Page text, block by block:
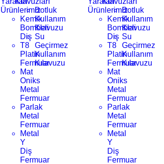
Ürünlerimiz
Kemik
Bombeli
Diş
T8
Platin
Fermuar
Mat
Oniks
Metal
Fermuar
Parlak
Metal
Fermuar
Metal
Y
Diş
Fermuar
Botluk
Kullanım
Klavuzu
Su
Geçirmez
Kullanım
Kılavuzu
Ürünlerimiz
Kemik
Bombeli
Diş
T8
Platin
Fermuar
Mat
Oniks
Metal
Fermuar
Parlak
Metal
Fermuar
Metal
Y
Diş
Fermuar
Botluk
Kullanım
Klavuzu
Su
Geçirmez
Kullanım
Kılavuzu